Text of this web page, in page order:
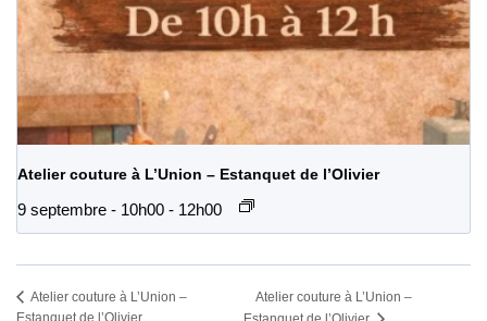
Atelier couture à L’Union – Estanquet de l’Olivier
9 septembre - 10h00 - 12h00
Atelier couture à L’Union –
Atelier couture à L’Union –